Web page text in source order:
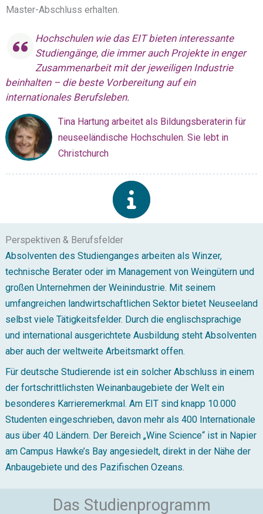
Master-Abschluss erhalten.
Hochschulen wie das EIT bieten interessante
Studiengänge, die immer auch Projekte in enger
Zusammenarbeit mit der jeweiligen Industrie
beinhalten – die beste Vorbereitung auf ein
internationales Berufsleben.
Tina Hartung arbeitet als Bildungsberaterin für
neuseeländische Hochschulen. Sie lebt in
Christchurch
Perspektiven & Berufsfelder
Absolventen des Studienganges arbeiten als Winzer,
technische Berater oder im Management von Weingütern und
großen Unternehmen der Weinindustrie. Mit seinem
umfangreichen landwirtschaftlichen Sektor bietet Neuseeland
selbst viele Tätigkeitsfelder. Durch die englischsprachige
und international ausgerichtete Ausbildung steht Absolventen
aber auch der weltweite Arbeitsmarkt offen.
Für deutsche Studierende ist ein solcher Abschluss in einem
der fortschrittlichsten Weinanbaugebiete der Welt ein
besonderes Karrieremerkmal. Am EIT sind knapp 10.000
Studenten eingeschrieben, davon mehr als 400 Internationale
aus über 40 Ländern. Der Bereich „Wine Science“ ist in Napier
am Campus Hawke’s Bay angesiedelt, direkt in der Nähe der
Anbaugebiete und des Pazifischen Ozeans.
Das Studienprogramm